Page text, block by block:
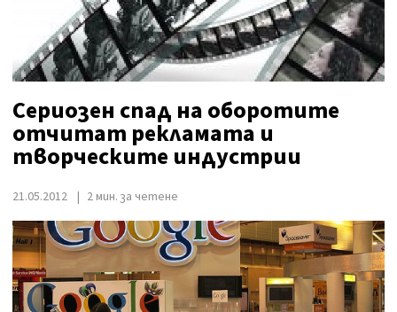
Сериозен спад на оборотите
отчитат рекламата и
творческите индустрии
21.05.2012 2 мин. за четене